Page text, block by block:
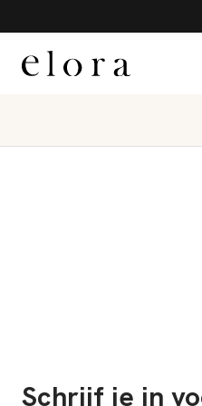
Schrijf je in